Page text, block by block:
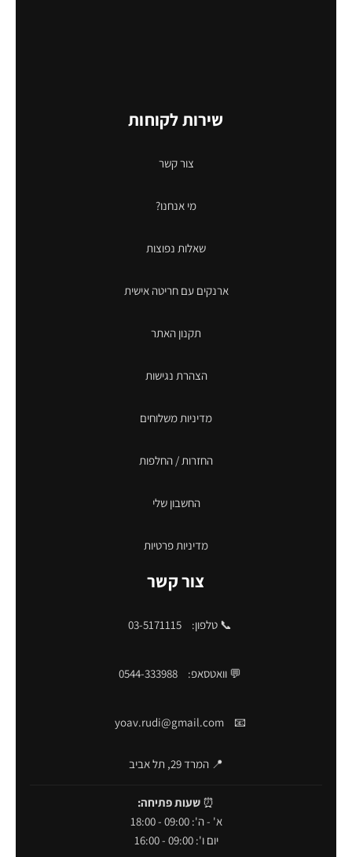
שירות לקוחות
צור קשר
מי אנחנו?
שאלות נפוצות
ארנקים עם חריטה אישית
תקנון האתר
הצהרת נגישות
מדיניות משלוחים
החזרות / החלפות
החשבון שלי
מדיניות פרטיות
צור קשר
📞 טלפון: 03-5171115
💬 וואטסאפ: 0544-333988
📧
yoav.rudi@gmail.com
📍 המרד 29, תל אביב
⏰ שעות פתיחה:
א' - ה': 09:00 - 18:00
יום ו': 09:00 - 16:00